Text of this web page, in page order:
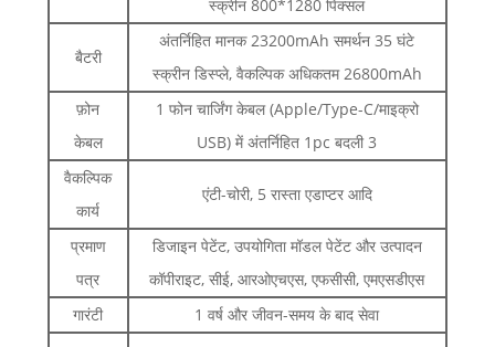
स्क्रीन 800*1280 पिक्सल
बैटरी
अंतर्निहित मानक 23200mAh समर्थन 35 घंटे
स्क्रीन डिस्प्ले, वैकल्पिक अधिकतम 26800mAh
फ़ोन
केबल
1 फोन चार्जिंग केबल (Apple/Type-C/माइक्रो
USB) में अंतर्निहित 1pc बदली 3
वैकल्पिक
कार्य
एंटी-चोरी, 5 रास्ता एडाप्टर आदि
प्रमाण
पत्र
डिजाइन पेटेंट, उपयोगिता मॉडल पेटेंट और उत्पादन
कॉपीराइट, सीई, आरओएचएस, एफसीसी, एमएसडीएस
गारंटी
1 वर्ष और जीवन-समय के बाद सेवा